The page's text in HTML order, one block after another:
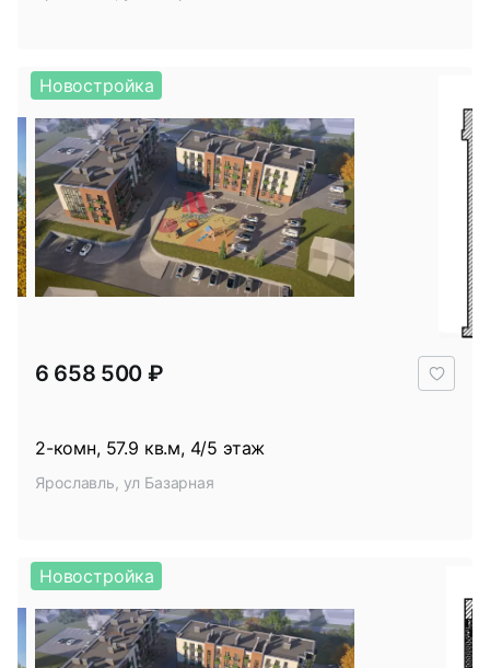
2-комн, 57.9 кв.м, 4/5 этаж
Ярославль, ул Базарная
6 658 500 ₽
Новостройка
Новостройка